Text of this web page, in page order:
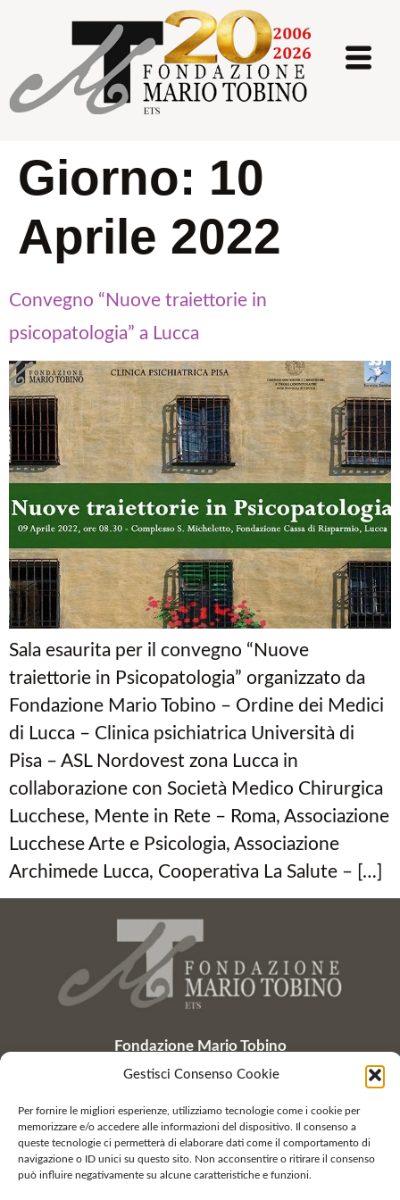
Gestisci Consenso Cookie
Per fornire le migliori esperienze, utilizziamo tecnologie come i cookie per
memorizzare e/o accedere alle informazioni del dispositivo. Il consenso a
queste tecnologie ci permetterà di elaborare dati come il comportamento di
navigazione o ID unici su questo sito. Non acconsentire o ritirare il consenso
può influire negativamente su alcune caratteristiche e funzioni.
Giorno: 10
Aprile 2022
Convegno “Nuove traiettorie in
psicopatologia” a Lucca
Sala esaurita per il convegno “Nuove
traiettorie in Psicopatologia” organizzato da
Fondazione Mario Tobino – Ordine dei Medici
di Lucca – Clinica psichiatrica Università di
Pisa – ASL Nordovest zona Lucca in
collaborazione con Società Medico Chirurgica
Lucchese, Mente in Rete – Roma, Associazione
Lucchese Arte e Psicologia, Associazione
Archimede Lucca, Cooperativa La Salute – […]
Fondazione Mario Tobino
Via di Fregionaia 692
tel. e fax 0583.327243
C.F. 92037890461
info@fondazionemariotobino.it